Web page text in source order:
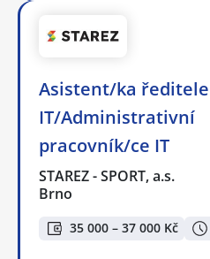
Asistent/ka ředitele
IT/Administrativní
pracovník/ce IT
STAREZ - SPORT, a.s.
Brno
35 000 – 37 000 Kč